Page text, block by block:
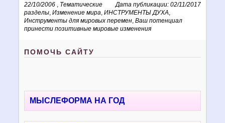
22/10/2006 Дата публикации: 02/11/2017
Тематические
разделы ,Изменение мира ,ИНСТРУМЕНТЫ ДУХА
Инструменты для мировых перемен ,Ваш потенциал
принести позитивные мировые изменения
ПОМОЧЬ САЙТУ
МЫСЛЕФОРМА НА ГОД